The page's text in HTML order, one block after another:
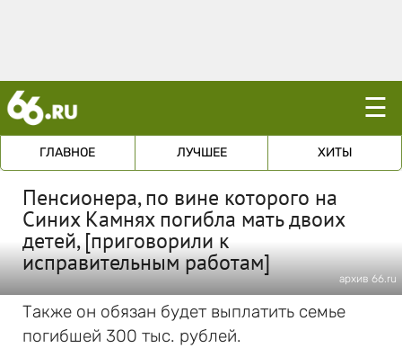
☰
ГЛАВНОЕ ЛУЧШЕЕ ХИТЫ
Пенсионера, по вине которого на
Синих Камнях погибла мать двоих
детей, [приговорили к
исправительным работам]
архив 66.ru
Также он обязан будет выплатить семье
погибшей 300 тыс. рублей.